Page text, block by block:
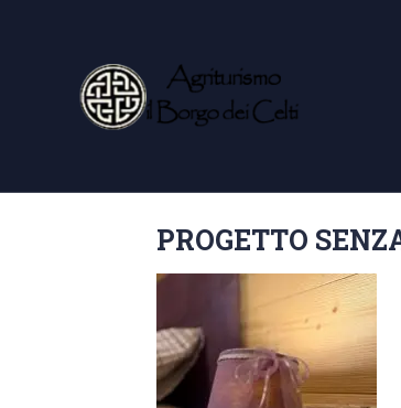
PROGETTO